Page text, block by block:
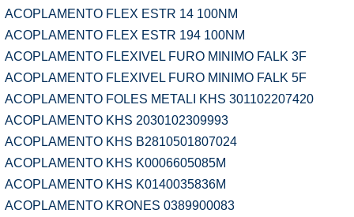
ACOPLAMENTO FLEX ESTR 14 100NM
ACOPLAMENTO FLEX ESTR 194 100NM
ACOPLAMENTO FLEXIVEL FURO MINIMO FALK 3F
ACOPLAMENTO FLEXIVEL FURO MINIMO FALK 5F
ACOPLAMENTO FOLES METALI KHS 301102207420
ACOPLAMENTO KHS 2030102309993
ACOPLAMENTO KHS B2810501807024
ACOPLAMENTO KHS K0006605085M
ACOPLAMENTO KHS K0140035836M
ACOPLAMENTO KRONES 0389900083